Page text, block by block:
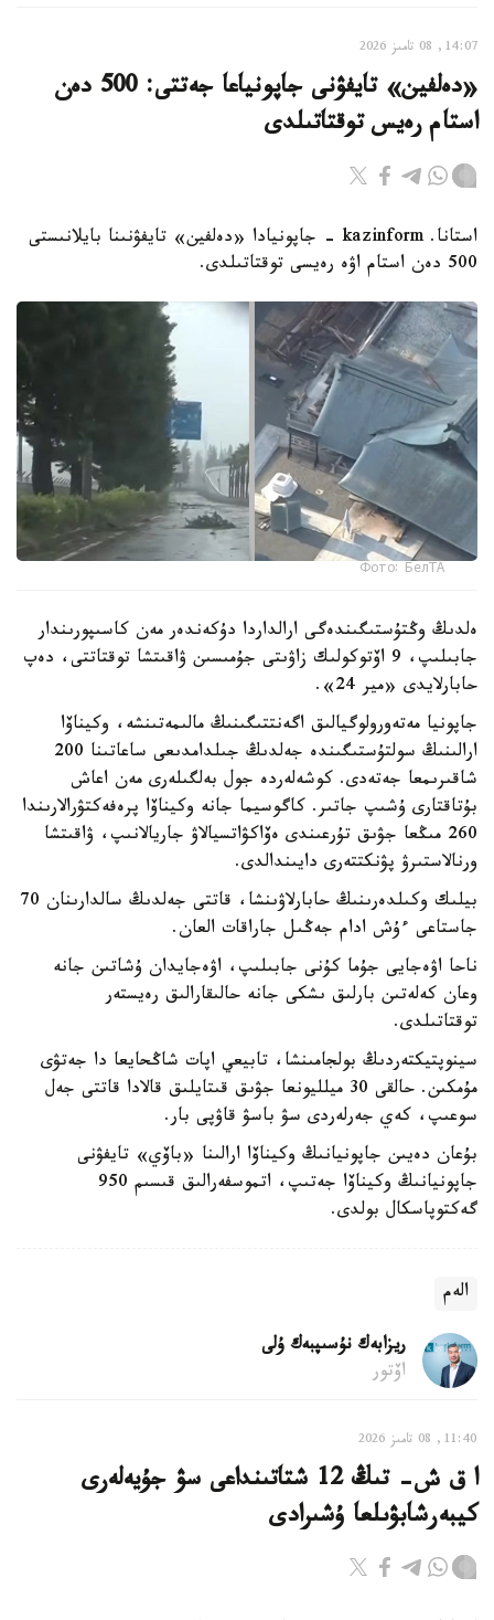
14:07, 08 تامىز 2026
«دەلفين» تايفۋنى جاپونياعا جەتتى: 500 دەن
استام رەيس توقتاتىلدى
استانا. kazinform - جاپونيادا «دەلفين» تايفۋنىنا بايلانىستى
500 دەن استام اۋە رەيسى توقتاتىلدى.
Фото: БелТА
ەلدىڭ وڭتۇستىگىندەگى ارالداردا دۇكەندەر مەن كاسىپورىندار
جابىلىپ، 9 اۆتوكولىك زاۋىتى جۇمىسىن ۋاقىتشا توقتاتتى، دەپ
حابارلايدى «مير 24».
جاپونيا مەتەورولوگيالىق اگەنتتىگىنىڭ مالىمەتىنشە، وكيناۆا
ارالىنىڭ سولتۇستىگىندە جەلدىڭ جىلدامدىعى ساعاتىنا 200
شاقىرىمعا جەتەدى. كوشەلەردە جول بەلگىلەرى مەن اعاش
بۇتاقتارى ۇشىپ جاتىر. كاگوسيما جانە وكيناۆا پرەفەكتۋرالارىندا
260 مىڭعا جۋىق تۇرعىندى ەۆاكۋاتسيالاۋ جاريالانىپ، ۋاقىتشا
ورنالاستىرۋ پۋنكتتەرى دايىندالدى.
بيلىك وكىلدەرىنىڭ حابارلاۋىنشا، قاتتى جەلدىڭ سالدارىنان 70
جاستاعى ءۇش ادام جەڭىل جاراقات العان.
ناحا اۋەجايى جۇما كۇنى جابىلىپ، اۋەجايدان ۇشاتىن جانە
وعان كەلەتىن بارلىق ىشكى جانە حالىقارالىق رەيستەر
توقتاتىلدى.
سينوپتيكتەردىڭ بولجامىنشا، تابيعي اپات شاڭحايعا دا جەتۋى
مۇمكىن. حالقى 30 ميلليونعا جۋىق قىتايلىق قالادا قاتتى جەل
سوعىپ، كەي جەرلەردى سۋ باسۋ قاۋپى بار.
بۇعان دەيىن جاپونيانىڭ وكيناۆا ارالىنا «باۆي» تايفۋنى
جاپونيانىڭ وكيناۆا جەتىپ، اتموسفەرالىق قىسىم 950
گەكتوپاسكال بولدى.
الەم
ريزابەك نۇسىپبەك ۇلى
اۆتور
11:40, 08 تامىز 2026
ا ق ش- تىڭ 12 شتاتىنداعى سۋ جۇيەلەرى
كيبەرشابۋىلعا ۇشىرادى